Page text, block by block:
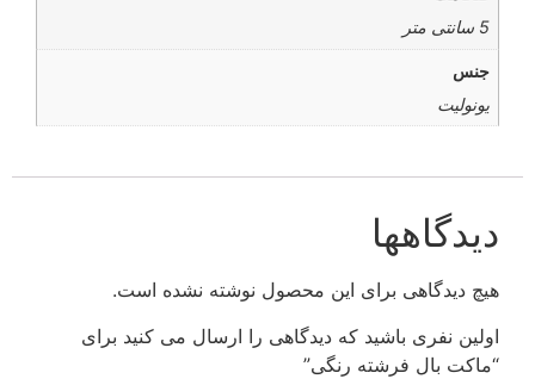
5 سانتی متر
جنس
یونولیت
دیدگاهها
هیچ دیدگاهی برای این محصول نوشته نشده است.
اولین نفری باشید که دیدگاهی را ارسال می کنید برای
“ماکت بال فرشته رنگی”